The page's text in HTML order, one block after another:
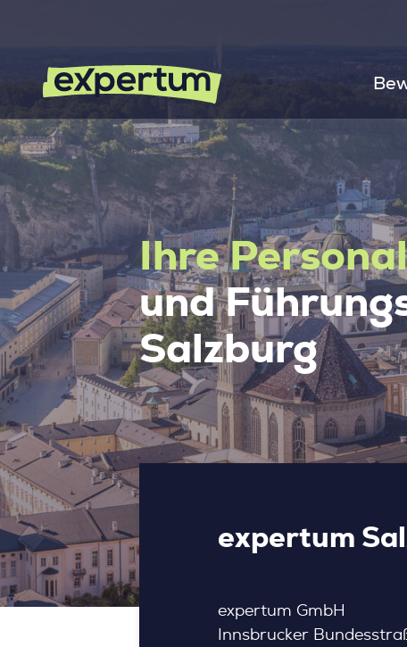
Ihre
und
Salzburg
expertum
expertum GmbH
Innsbrucker